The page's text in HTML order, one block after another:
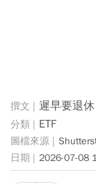
遲早要退休
ETF
2026-07-08